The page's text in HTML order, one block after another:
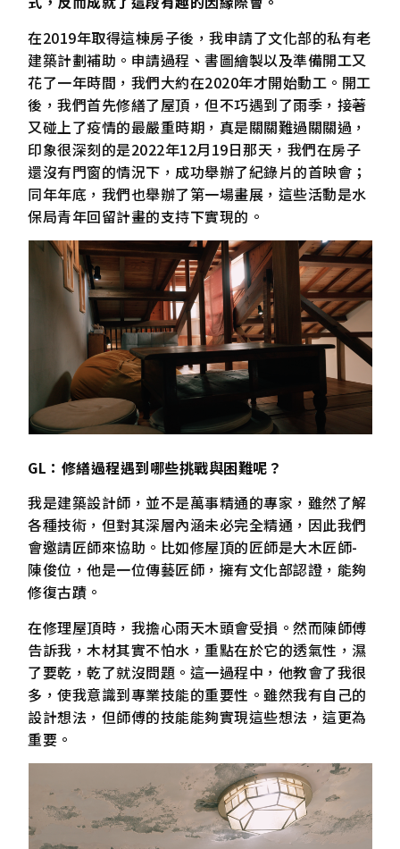
在2019年取得這棟房子後，我申請了文化部的私有老
建築計劃補助。申請過程、書圖繪製以及準備開工又
花了一年時間，我們大約在2020年才開始動工。開工
後，我們首先修繕了屋頂，但不巧遇到了雨季，接著
又碰上了疫情的最嚴重時期，真是關關難過關關過，
印象很深刻的是2022年12月19日那天，我們在房子
還沒有門窗的情況下，成功舉辦了紀錄片的首映會；
同年年底，我們也舉辦了第一場畫展，這些活動是水
保局青年回留計畫的支持下實現的。
GL：修繕過程遇到哪些挑戰與困難呢？
我是建築設計師，並不是萬事精通的專家，雖然了解
各種技術，但對其深層內涵未必完全精通，因此我們
會邀請匠師來協助。比如修屋頂的匠師是大木匠師-
陳俊位，他是一位傳藝匠師，擁有文化部認證，能夠
修復古蹟。
在修理屋頂時，我擔心雨天木頭會受損。然而陳師傅
告訴我，木材其實不怕水，重點在於它的透氣性，濕
了要乾，乾了就沒問題。這一過程中，他教會了我很
多，使我意識到專業技能的重要性。雖然我有自己的
設計想法，但師傅的技能能夠實現這些想法，這更為
重要。